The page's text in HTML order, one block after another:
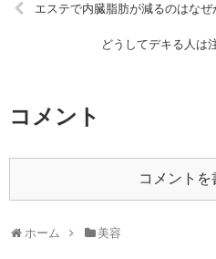
エステで内臓脂肪が減るのはなぜ
どうしてデキる人は
コメント
コメントを
ホーム 美容